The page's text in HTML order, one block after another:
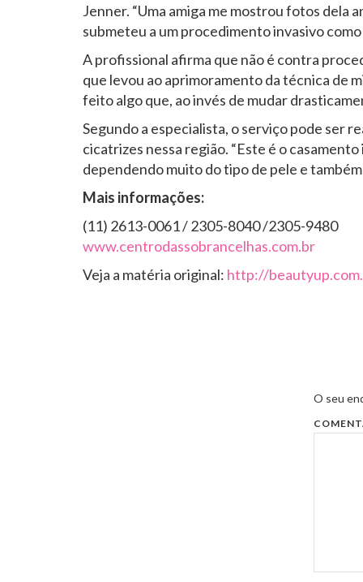
Jenner. “Uma amiga me mostrou fotos dela
submeteu a um procedimento invasivo como
A profissional afirma que não é contra
que levou ao aprimoramento da técnica de
feito algo que, ao invés de mudar
Segundo a especialista, o serviço pode ser
cicatrizes nessa região. “Este é o
dependendo muito do tipo de pele e
Mais informações:
(11) 2613-0061 / 2305-8040 /2305-9480
www.centrodassobrancelhas.com.br
Veja a matéria original: http://
O seu